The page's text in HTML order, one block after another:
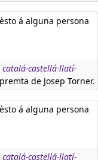
á alguna persona
castellá-llatí-
de Josep Torner.
á alguna persona
castellá-llatí-